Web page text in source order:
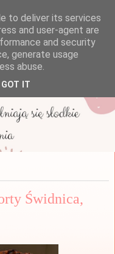
Świdnica,
to deliver its services
and user-agent are
and security
generate usage
abuse.
GOT IT